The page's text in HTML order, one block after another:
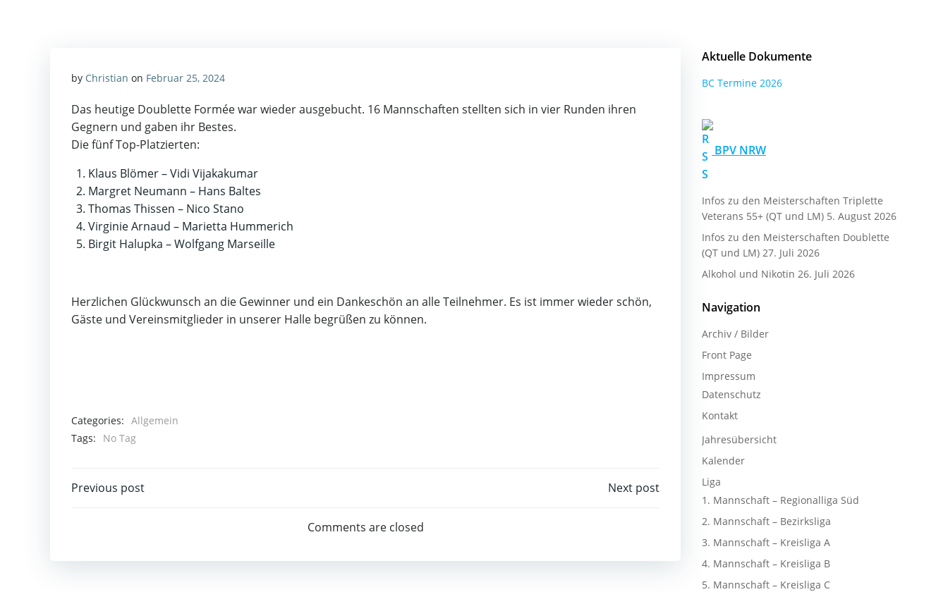
by Christian on Februar 25, 2024
Das heutige Doublette Formée war wieder ausgebucht. 16 Mannschaften stellten sich in vier Runden ihren
Gegnern und gaben ihr Bestes.
Die fünf Top-Platzierten:
Klaus Blömer – Vidi Vijakakumar
Margret Neumann – Hans Baltes
Thomas Thissen – Nico Stano
Virginie Arnaud – Marietta Hummerich
Birgit Halupka – Wolfgang Marseille
Herzlichen Glückwunsch an die Gewinner und ein Dankeschön an alle Teilnehmer. Es ist immer wieder schön,
Gäste und Vereinsmitglieder in unserer Halle begrüßen zu können.
Categories: Allgemein
Tags:
No Tag
Post
Previous post
navigation
Next post
Comments are closed
Aktuelle Dokumente
BC Termine 2026
BPV NRW
Infos zu den Meisterschaften Triplette
Veterans 55+ (QT und LM) 5. August 2026
Infos zu den Meisterschaften Doublette
(QT und LM) 27. Juli 2026
Alkohol und Nikotin 26. Juli 2026
Navigation
Archiv / Bilder
Front Page
Impressum
Datenschutz
Kontakt
Jahresübersicht
Kalender
Liga
1. Mannschaft – Regionalliga Süd
2. Mannschaft – Bezirksliga
3. Mannschaft – Kreisliga A
4. Mannschaft – Kreisliga B
5. Mannschaft – Kreisliga C